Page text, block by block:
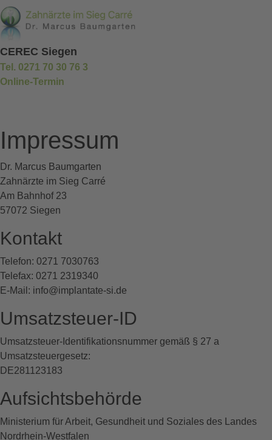
CEREC Siegen
Tel. 0271 70 30 76 3
Online-Termin
Impressum
Dr. Marcus Baumgarten
Zahnärzte im Sieg Carré
Am Bahnhof 23
57072 Siegen
Kontakt
Telefon: 0271 7030763
Telefax: 0271 2319340
E-Mail: info@implantate-si.de
Umsatzsteuer-ID
Umsatzsteuer-Identifikationsnummer gemäß § 27 a
Umsatzsteuergesetz:
DE281123183
Aufsichtsbehörde
Ministerium für Arbeit, Gesundheit und Soziales des Landes
Nordrhein-Westfalen